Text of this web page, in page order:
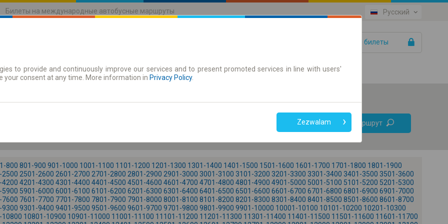
Билеты на международные автобусные маршруты Русский
Ваши билеты
Абонементы
Только онлайн билет
Найти маршрут
+
800 801-900 901-1000 1001-1100 1101-1200 1201-1300 1301-1400 1401-1500 1501-1600 1601-1700 1701-1800 1801-1900
2500 2501-2600 2601-2700 2701-2800 2801-2900 2901-3000 3001-3100 3101-3200 3201-3300 3301-3400 3401-3500 3501-3600
4200 4201-4300 4301-4400 4401-4500 4501-4600 4601-4700 4701-4800 4801-4900 4901-5000 5001-5100 5101-5200 5201-5300
5900 5901-6000 6001-6100 6101-6200 6201-6300 6301-6400 6401-6500 6501-6600 6601-6700 6701-6800 6801-6900 6901-7000
7600 7601-7700 7701-7800 7801-7900 7901-8000 8001-8100 8101-8200 8201-8300 8301-8400 8401-8500 8501-8600 8601-8700
9300 9301-9400 9401-9500 9501-9600 9601-9700 9701-9800 9801-9900 9901-10000 10001-10100 10101-10200 10201-10300
10800 10801-10900 10901-11000 11001-11100 11101-11200 11201-11300 11301-11400 11401-11500 11501-11600 11601-11700
to provide and continuously improve our services and to present promoted services in line with users'
your consent at any time. More information in Privacy Policy.
Zezwalam